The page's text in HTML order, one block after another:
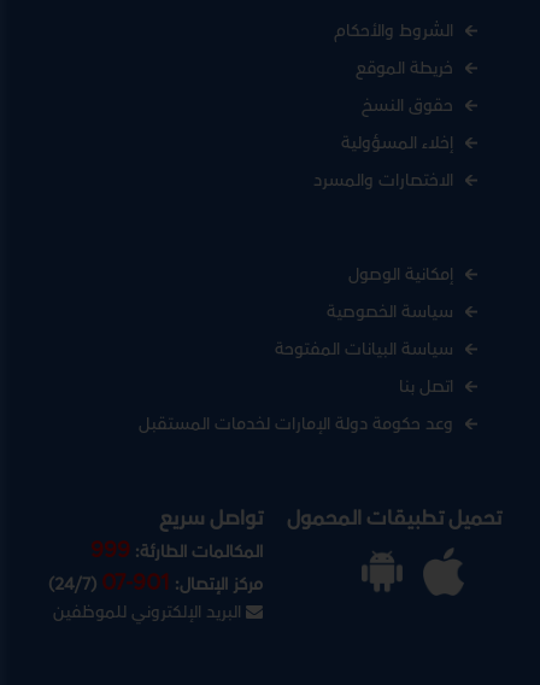
الشروط والأحكام
خريطة الموقع
حقوق النسخ
إخلاء المسؤولية
الاختصارات والمسرد
إمكانية الوصول
سياسة الخصوصية
سياسة البيانات المفتوحة
اتصل بنا
وعد حكومة دولة الإمارات لخدمات المستقبل
تحميل تطبيقات المحمول تواصل سريع
المكالمات الطارئة:999
مركز الإتصال:07-901
(24/7)
البريد الإلكتروني للموظفين